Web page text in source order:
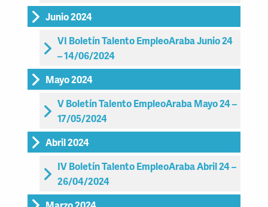
Junio 2024
VI Boletín Talento EmpleoAraba Junio 24
– 14/06/2024
Mayo 2024
V Boletín Talento EmpleoAraba Mayo 24 –
17/05/2024
Abril 2024
IV Boletín Talento EmpleoAraba Abril 24 –
26/04/2024